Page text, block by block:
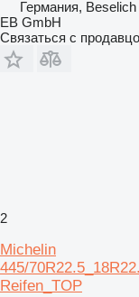
Германия, Beselich
EB GmbH
Связаться с
2
Michelin
445/
Reifen_TOP